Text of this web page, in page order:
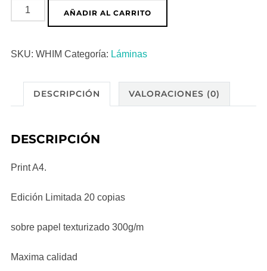
Whim
cantidad
AÑADIR AL CARRITO
SKU: WHIM Categoría: Láminas
DESCRIPCIÓN VALORACIONES (0)
DESCRIPCIÓN
Print A4.
Edición Limitada 20 copias
sobre papel texturizado 300g/m
Maxima calidad